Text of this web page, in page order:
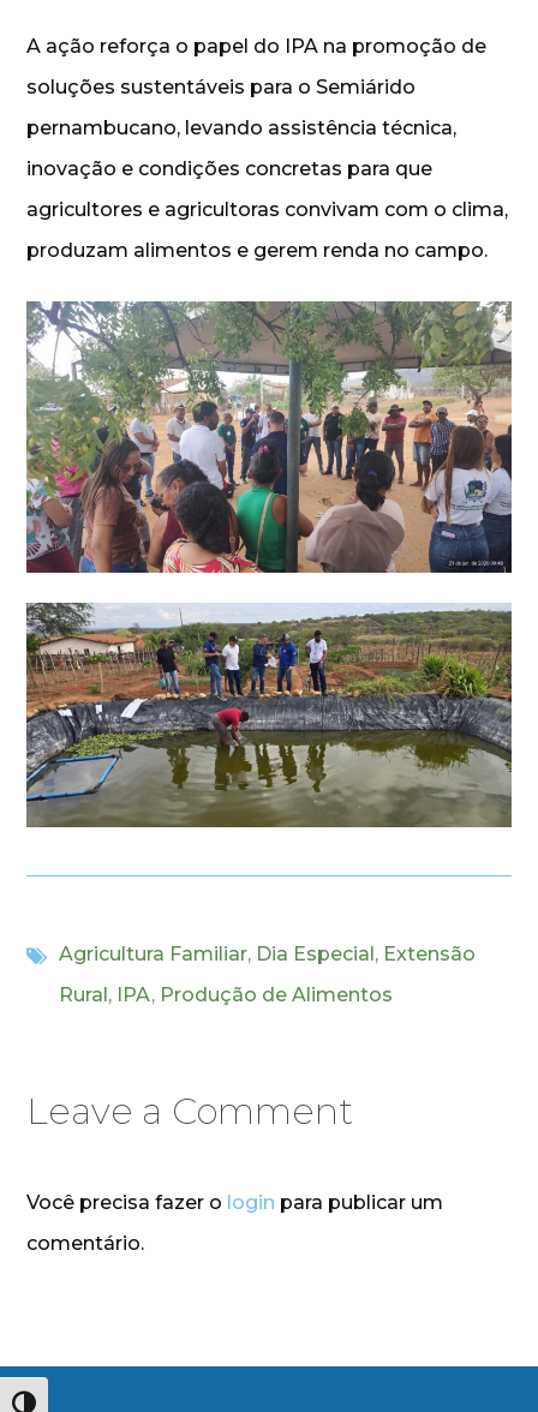
A ação reforça o papel do IPA na promoção de
soluções sustentáveis para o Semiárido
pernambucano, levando assistência técnica,
inovação e condições concretas para que
agricultores e agricultoras convivam com o clima,
produzam alimentos e gerem renda no campo.
Agricultura Familiar, Dia Especial, Extensão
Rural, IPA, Produção de Alimentos
Leave a Comment
Você precisa fazer o login para publicar um
comentário.